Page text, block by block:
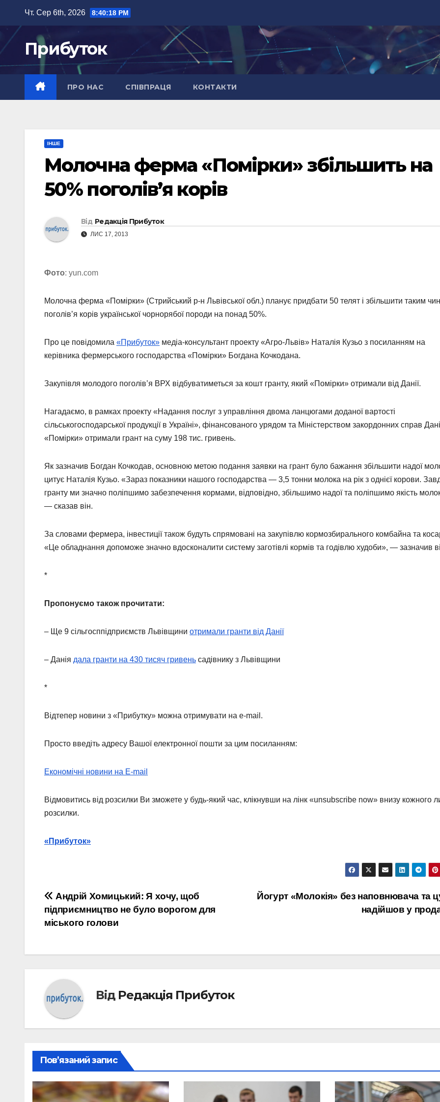
вмісту
Чт. Сер 6th, 2026 8:40:19 PM
Прибуток
ПРО НАС СПІВПРАЦЯ КОНТАКТИ
ІНШЕ
Молочна ферма «Помірки» збільшить на
50% поголів’я корів
Від Редакція Прибуток
ЛИС 17, 2013
Фото: yun.com
Молочна ферма «Помірки» (Стрийський р-н Львівської обл.) планує придбати 50 телят і збільшити таким
поголів’я корів української чорнорябої породи на понад 50%.
Про це повідомила «Прибуток» медіа-консультант проекту «Агро-Львів» Наталія Кузьо з посиланням на
керівника фермерського господарства «Помірки» Богдана Кочкодана.
Закупівля молодого поголів’я ВРХ відбуватиметься за кошт гранту, який «Помірки» отримали від Данії.
Нагадаємо, в рамках проекту «Надання послуг з управління двома ланцюгами доданої вартості
сільськогосподарської продукції в Україні», фінансованого урядом та Міністерством закордонних справ
«Помірки» отримали грант на суму 198 тис. гривень.
Як зазначив Богдан Кочкодав, основною метою подання заявки на грант було бажання збільшити надої
цитує Наталія Кузьо. «Зараз показники нашого господарства — 3,5 тонни молока на рік з однієї корови.
гранту ми значно поліпшимо забезпечення кормами, відповідно, збільшимо надої та поліпшимо якість
— сказав він.
За словами фермера, інвестиції також будуть спрямовані на закупівлю кормозбирального комбайна та
«Це обладнання допоможе значно вдосконалити систему заготівлі кормів та годівлю худоби», — зазначив
*
Пропонуємо також прочитати:
– Ще 9 сільгосппідприємств Львівщини отримали гранти від Данії
– Данія дала гранти на 430 тисяч гривень садівнику з Львівщини
*
Відтепер новини з «Прибутку» можна отримувати на e-mail.
Просто введіть адресу Вашої електронної пошти за цим посиланням:
Економічні новини на E-mail
Відмовитись від розсилки Ви зможете у будь-який час, клікнувши на лінк «unsubscribe now» внизу кожного
розсилки.
«Прибуток»
Навігація
записів
Йогурт «Молокія» без наповнювача та
надійшов у
Андрій Хомицький: Я хочу, щоб
підприємництво не було ворогом для
міського голови
Від Редакція Прибуток
Пов’язаний запис